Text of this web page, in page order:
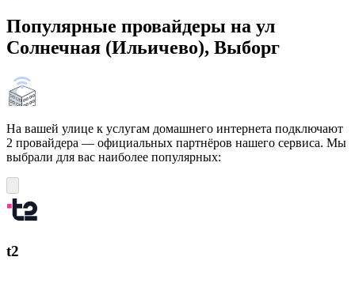
Популярные провайдеры на ул
Солнечная (Ильичево), Выборг
На вашей улице к услугам домашнего интернета подключают
2 провайдера — официальных партнёров нашего сервиса. Мы
выбрали для вас наиболее популярных:
t2